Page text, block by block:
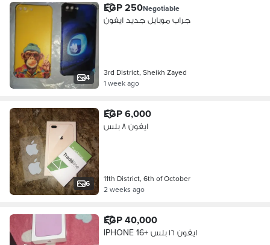
4
EGP 250Negotiable
جراب موبايل جديد ايفون
3rd District, Sheikh Zayed
1 week ago
6
EGP 6,000
ايفون ٨ بلس
11th District, 6th of October
2 weeks ago
EGP 40,000
IPHONE 16+ ايفون ١٦ بلس